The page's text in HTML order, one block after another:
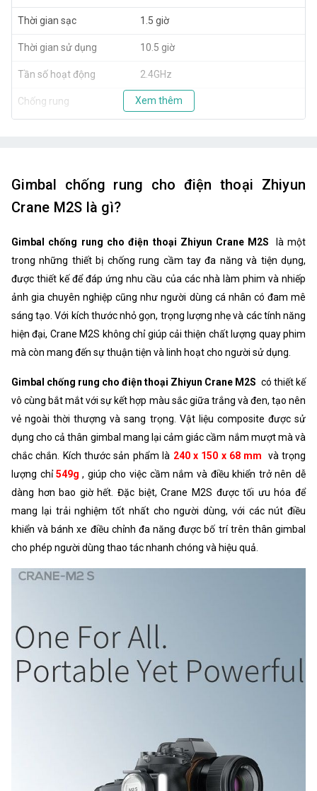
Thời gian sạc 1.5 giờ
Thời gian sử dụng 10.5 giờ
Tần số hoạt động 2.4GHz
Chống rung 3 trục
Tilt 320°
Roll
Xem thêm
Gimbal chống rung cho điện thoại Zhiyun
Crane M2S là gì?
Gimbal chống rung cho điện thoại Zhiyun Crane M2S
là một
trong những thiết bị chống rung cầm tay đa năng và tiện dụng,
được thiết kế để đáp ứng nhu cầu của các nhà làm phim và nhiếp
ảnh gia chuyên nghiệp cũng như người dùng cá nhân có đam mê
sáng tạo. Với kích thước nhỏ gọn, trọng lượng nhẹ và các tính năng
hiện đại, Crane M2S không chỉ giúp cải thiện chất lượng quay phim
mà còn mang đến sự thuận tiện và linh hoạt cho người sử dụng.
Gimbal chống rung cho điện thoại Zhiyun Crane M2S có thiết kế
vô cùng bắt mắt với sự kết hợp màu sắc giữa trắng và đen, tạo nên
vẻ ngoài thời thượng và sang trọng. Vật liệu composite được sử
dụng cho cả thân gimbal mang lại cảm giác cầm nắm mượt mà và
chắc chắn. Kích thước sản phẩm là 240 x 150 x 68 mm
và trọng
lượng chỉ549g , giúp cho việc cầm nắm và điều khiển trở nên dễ
dàng hơn bao giờ hết. Đặc biệt, Crane M2S được tối ưu hóa để
mang lại trải nghiệm tốt nhất cho người dùng, với các nút điều
khiển và bánh xe điều chỉnh đa năng được bố trí trên thân gimbal
cho phép người dùng thao tác nhanh chóng và hiệu quả.